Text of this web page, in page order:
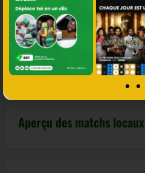
Aperçu des matchs locaux